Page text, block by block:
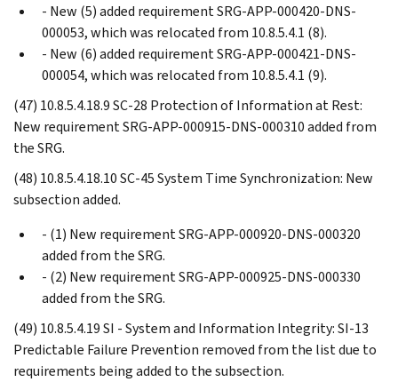
- New (5) added requirement SRG-APP-000420-DNS-
000053, which was relocated from 10.8.5.4.1 (8).
- New (6) added requirement SRG-APP-000421-DNS-
000054, which was relocated from 10.8.5.4.1 (9).
(47) 10.8.5.4.18.9 SC-28 Protection of Information at Rest:
New requirement SRG-APP-000915-DNS-000310 added from
the SRG.
(48) 10.8.5.4.18.10 SC-45 System Time Synchronization: New
subsection added.
- (1) New requirement SRG-APP-000920-DNS-000320
added from the SRG.
- (2) New requirement SRG-APP-000925-DNS-000330
added from the SRG.
(49) 10.8.5.4.19 SI - System and Information Integrity: SI-13
Predictable Failure Prevention removed from the list due to
requirements being added to the subsection.